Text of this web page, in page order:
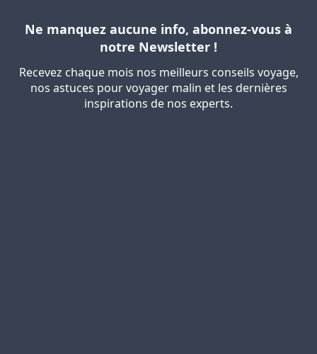
Ne manquez aucune info, abonnez-vous à
notre Newsletter !
Recevez chaque mois nos meilleurs conseils voyage,
nos astuces pour voyager malin et les dernières
inspirations de nos experts.